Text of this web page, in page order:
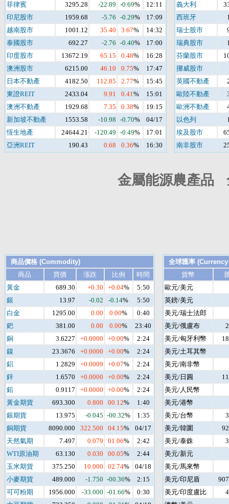
菲律賓
3295.28 -22.89 -0.69%
12:11
印尼股市
1959.68 -5.76 -0.29%
17:09
越南股市
1001.12 35.40 3.67%
14:32
泰國股市
692.27 -2.76 -0.40%
17:00
印度股市
13672.19 65.15 0.48%
16:28
澳洲股市
6215.00 46.10 0.75%
17:47
日本不動產
4182.50 112.85 2.77%
15:45
東證REIT
2433.04 9.91 0.41%
15:01
澳洲不動產
1929.68 7.35 0.38%
19:15
新加坡不動產
1553.58 -10.98 -0.70%
04/17
恆生地產
24644.21 -120.49 -0.49%
17:01
亞洲REIT
190.43 0.68 0.36% 16:30
義大利
西班牙
瑞士股市
瑞典股市
芬蘭股市
挪威股市
英國不動產
歐陸不動產
歐洲不動產
以色列
埃及股市
南非股市
金屬能源農產品
商品價格 (Commodity)
商品
買價 漲跌 比例
時間
黃金
689.30 +0.30 +0.04%
5:50
銀
13.97 -0.02 -0.14%
5:50
白金
1295.00 0.00 0.00%
0:40
鈀
381.00 0.00 0.00%
23:40
銅
3.6227 +0.0000 +0.00%
2:24
鎳
23.3676 +0.0000 +0.00%
2:24
鋁
1.2829 +0.0009 +0.07%
2:24
鋅
1.6570 +0.0000 +0.00%
2:24
鉛
0.9117 +0.0000 +0.00%
2:24
黃金期貨
693.300 0.800 00.12%
1:40
銀期貨
13.975 -0.045 -00.32%
1:35
銅期貨
8090.000 322.500 04.15%
04/17
天然氣期
7.497 0.079 01.06%
2:42
WTI原油期
63.130 0.030 00.05%
2:44
玉米期貨
375.250 10.000 02.74%
04/18
小麥期貨
489.000 -1.750 -00.36%
2:15
可可粉期
1956.000 -33.000 -01.66%
0:30
全球匯率
貨幣
歐元/美元
英鎊/美元
美元/瑞士法郎
美元/俄盧布
美元/匈牙利幣
美元/土耳其幣
美元/南非幣
美元/日圓
美元/人民幣
美元/港幣
美元/台幣
美元/韓圜
美元/泰銖
美元/新元
美元/馬來幣
美元/印尼盾
美元/印度盧比